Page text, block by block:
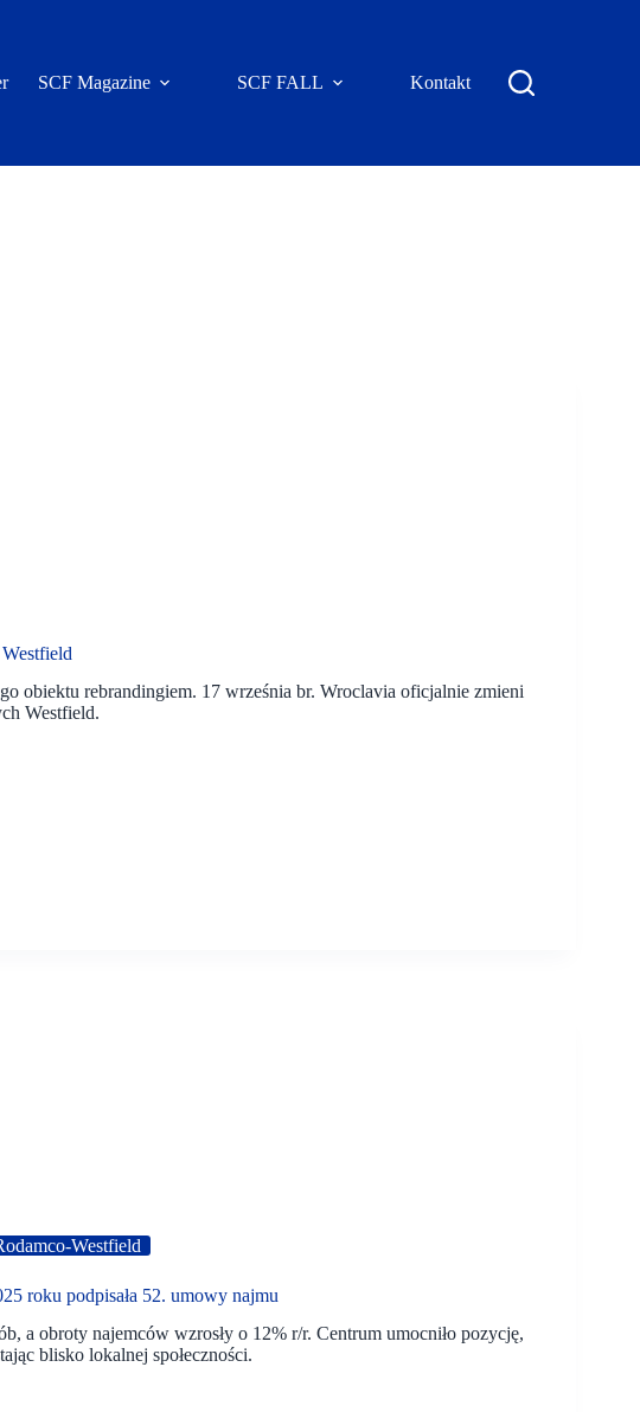
SCF Magazine SCF FALL Kontakt
obiektu rebrandingiem. 17 września br. Wroclavia oficjalnie zmieni
Westfield.
Westfield
roku podpisała 52. umowy najmu
a obroty najemców wzrosły o 12% r/r. Centrum umocniło pozycję,
blisko lokalnej społeczności.